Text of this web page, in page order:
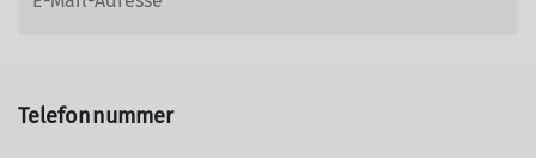
Telefonnummer